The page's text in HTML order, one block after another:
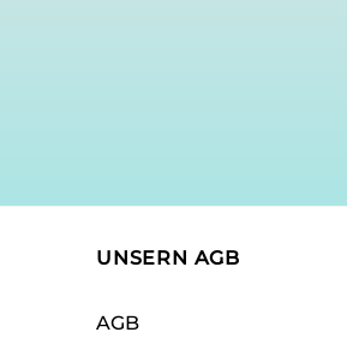
UNSERN AGB
AGB